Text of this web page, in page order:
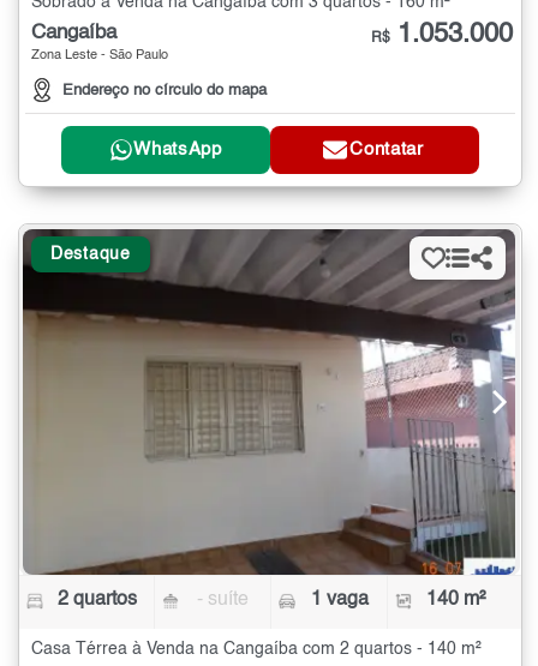
Cangaíba
Zona Leste - São Paulo
Endereço no círculo do mapa
R$ 1.053.000
WhatsApp Contatar
Destaque
2 quartos - suíte 1 vaga 140 m²
Casa Térrea à Venda na Cangaíba com 2 quartos - 140 m²